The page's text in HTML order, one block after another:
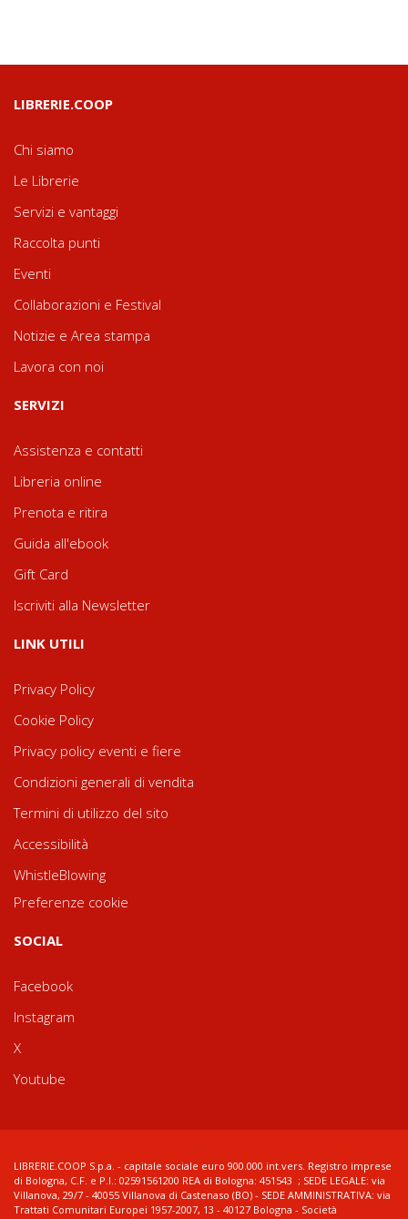
LIBRERIE.COOP
Chi siamo
Le Librerie
Servizi e vantaggi
Raccolta punti
Eventi
Collaborazioni e Festival
Notizie e Area stampa
Lavora con noi
SERVIZI
Assistenza e contatti
Libreria online
Prenota e ritira
Guida all'ebook
Gift Card
Iscriviti alla Newsletter
LINK UTILI
Privacy Policy
Cookie Policy
Privacy policy eventi e fiere
Condizioni generali di vendita
Termini di utilizzo del sito
Accessibilità
WhistleBlowing
Preferenze cookie
SOCIAL
Facebook
Instagram
X
Youtube
LIBRERIE.COOP S.p.a. - capitale sociale euro 900.000 int.vers. Registro imprese
di Bologna, C.F. e P.I.: 02591561200 REA di Bologna: 451543 ; SEDE LEGALE: via
Villanova, 29/7 - 40055 Villanova di Castenaso (BO) - SEDE AMMINISTRATIVA: via
Trattati Comunitari Europei 1957-2007, 13 - 40127 Bologna - Società